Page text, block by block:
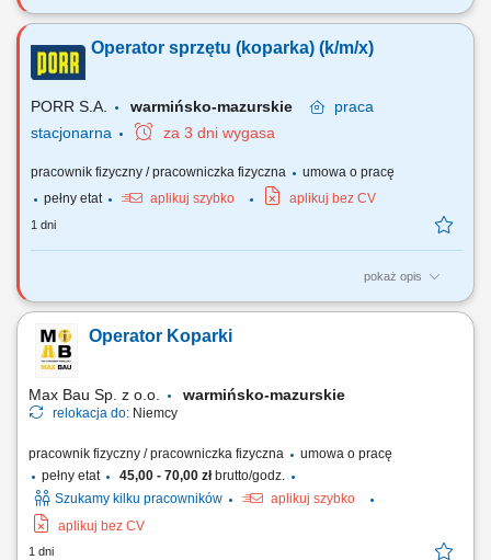
Zadania: Obsługa i eksploatacja sprzętu - koparki kołowej, Dbałość o
czasu pracy, Kontrola stanu technicznego obsługiwanego sprzętu oraz
zgłaszanie usterek, Współpraca z brygadą roboczą w celu zapewnienia
Operator sprzętu (koparka) (k/m/x)
PORR S.A. warmińsko-mazurskie
praca
stacjonarna
za 3 dni wygasa
pracownik fizyczny / pracowniczka fizyczna
umowa o pracę
pełny etat
aplikuj szybko aplikuj bez CV
1 dni
pokaż opis
Zadania: Obsługa i eksploatacja sprzętu - koparki kołowej, Dbałość o
właściwą organizację pracy własnej oraz efektywne wykorzystanie
czasu pracy, Kontrola stanu technicznego obsługiwanego sprzętu oraz
zgłaszanie usterek, Współpraca z brygadą roboczą w celu zapewnienia
Operator Koparki
Max Bau Sp. z o.o. warmińsko-mazurskie
relokacja do: Niemcy
pracownik fizyczny / pracowniczka fizyczna
umowa o pracę
pełny etat
45,00 - 70,00 złbrutto/godz.
Szukamy kilku pracowników
aplikuj szybko
aplikuj bez CV
1 dni